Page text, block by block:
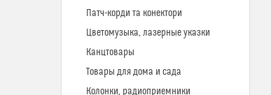
Патч-корди та конектори
Цветомузыка, лазерные указки
Канцтовары
Товары для дома и сада
Колонки, радиоприемники